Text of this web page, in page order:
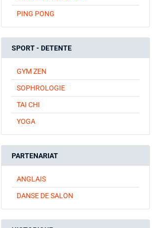
PING PONG
SPORT - DETENTE
GYM ZEN
SOPHROLOGIE
TAI CHI
YOGA
PARTENARIAT
ANGLAIS
DANSE DE SALON